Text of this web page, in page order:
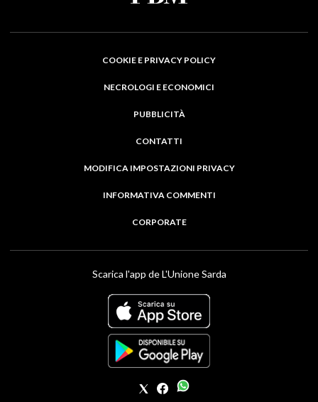
COOKIE E PRIVACY POLICY
NECROLOGI E ECONOMICI
PUBBLICITÀ
CONTATTI
MODIFICA IMPOSTAZIONI PRIVACY
INFORMATIVA COMMENTI
CORPORATE
Scarica l'app de L'Unione Sarda